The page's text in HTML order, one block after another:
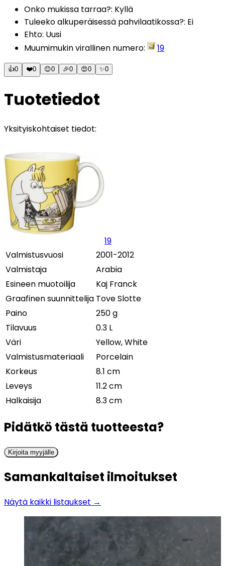
Onko mukissa tarraa?: Kyllä
Tuleeko alkuperäisessä pahvilaatikossa?: Ei
Ehto: Uusi
Muumimukin virallinen numero: 19
👍0 ❤️0 😊0 🎉0 😍0 ✨0
Tuotetiedot
Yksityiskohtaiset tiedot:
19
Valmistusvuosi
2001-2012
Valmistaja
Arabia
Esineen muotoilija
Kaj Franck
Graafinen suunnittelija Tove Slotte
Paino
250 g
Tilavuus
0.3 L
Väri
Yellow, White
Valmistusmateriaali
Porcelain
Korkeus
8.1 cm
Leveys
11.2 cm
Halkaisija
8.3 cm
Pidätkö tästä tuotteesta?
Kirjoita myyjälle
Samankaltaiset ilmoitukset
Näytä kaikki listaukset →